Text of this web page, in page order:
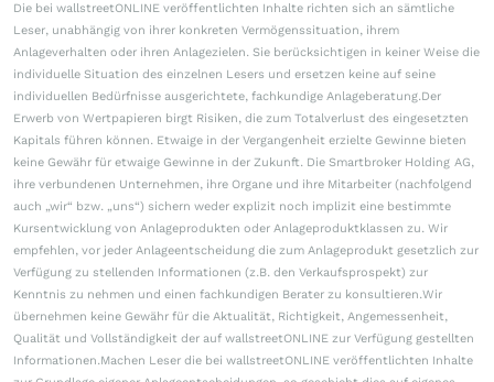
Die bei wallstreetONLINE veröffentlichten Inhalte richten sich an sämtliche
Leser, unabhängig von ihrer konkreten Vermögenssituation, ihrem
Anlageverhalten oder ihren Anlagezielen. Sie berücksichtigen in keiner Weise die
individuelle Situation des einzelnen Lesers und ersetzen keine auf seine
individuellen Bedürfnisse ausgerichtete, fachkundige Anlageberatung.Der
Erwerb von Wertpapieren birgt Risiken, die zum Totalverlust des eingesetzten
Kapitals führen können. Etwaige in der Vergangenheit erzielte Gewinne bieten
keine Gewähr für etwaige Gewinne in der Zukunft. Die Smartbroker Holding AG,
ihre verbundenen Unternehmen, ihre Organe und ihre Mitarbeiter (nachfolgend
auch „wir“ bzw. „uns“) sichern weder explizit noch implizit eine bestimmte
Kursentwicklung von Anlageprodukten oder Anlageproduktklassen zu. Wir
empfehlen, vor jeder Anlageentscheidung die zum Anlageprodukt gesetzlich zur
Verfügung zu stellenden Informationen (z.B. den Verkaufsprospekt) zur
Kenntnis zu nehmen und einen fachkundigen Berater zu konsultieren.Wir
übernehmen keine Gewähr für die Aktualität, Richtigkeit, Angemessenheit,
Qualität und Vollständigkeit der auf wallstreetONLINE zur Verfügung gestellten
Informationen.Machen Leser die bei wallstreetONLINE veröffentlichten Inhalte